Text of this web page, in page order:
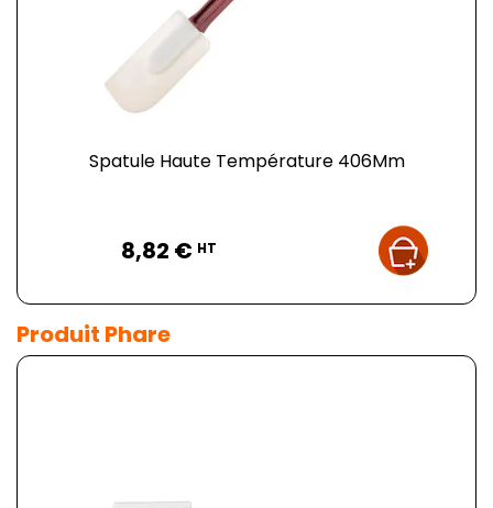
Spatule Haute Température 406Mm
8,82 € HT
Produit Phare